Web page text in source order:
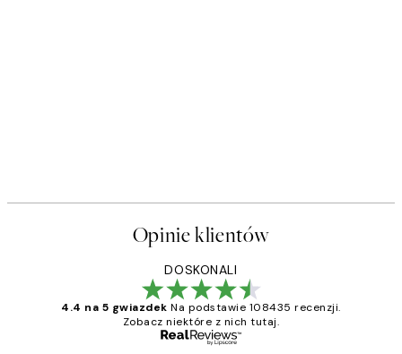
Opinie klientów
DOSKONALI
4.4 na 5 gwiazdek Na podstawie 108435 recenzji.
Zobacz niektóre z nich tutaj.